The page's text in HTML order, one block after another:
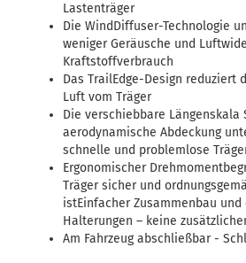
Lastenträger
Die WindDiffuser-Technologie
weniger Geräusche und
Kraftstoffverbrauch
Das TrailEdge-Design reduziert
Luft vom Träger
Die verschiebbare
aerodynamische Abdeckung
schnelle und problemlose
Ergonomischer
Träger sicher und
istEinfacher Zusammenbau
Halterungen – keine
Am Fahrzeug abschließbar -